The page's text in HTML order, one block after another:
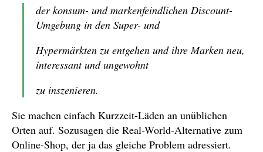
der konsum- und markenfeindlichen Discount-
Umgebung in den Super- und
Hypermärkten zu entgehen und ihre Marken neu,
interessant und ungewohnt
zu inszenieren.
Sie machen einfach Kurzzeit-Läden an unüblichen
Orten auf. Sozusagen die Real-World-Alternative zum
Online-Shop, der ja das gleiche Problem adressiert.